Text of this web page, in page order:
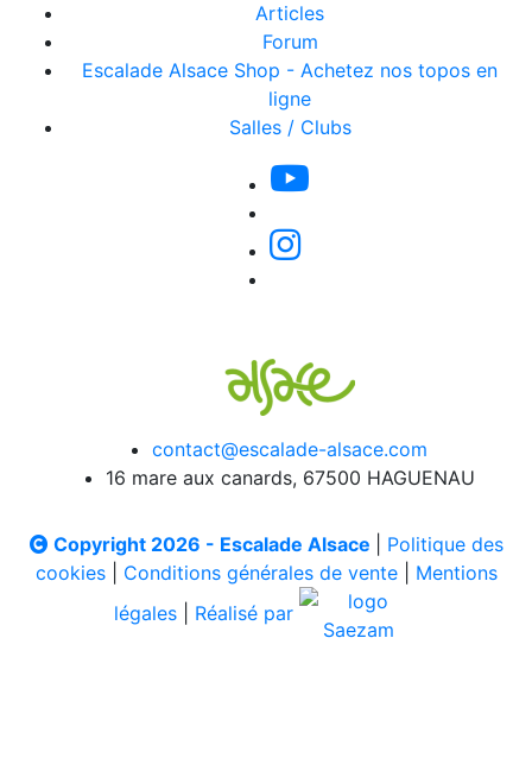
Articles
Forum
Escalade Alsace Shop - Achetez nos topos en
ligne
Salles / Clubs
contact@escalade-alsace.com
16 mare aux canards, 67500 HAGUENAU
Copyright 2026 - Escalade Alsace
Politique des
cookies| Conditions générales de vente| Mentions
légales
Réalisé par